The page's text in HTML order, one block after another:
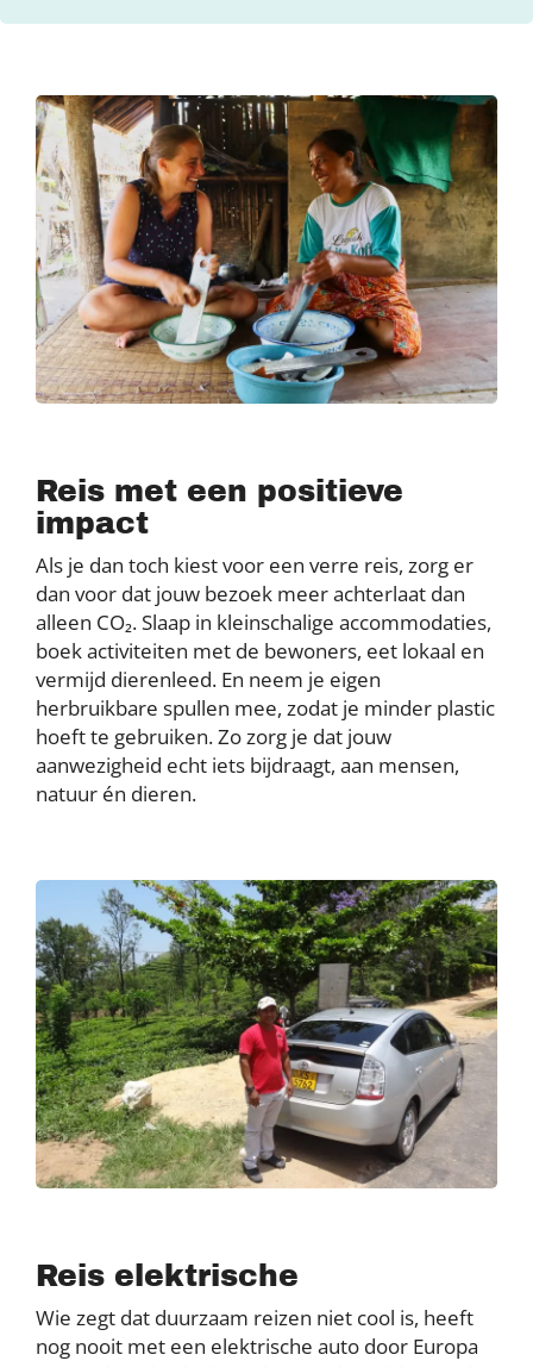
Reis met een positieve
impact
Als je dan toch kiest voor een verre reis, zorg er
dan voor dat jouw bezoek meer achterlaat dan
alleen CO₂. Slaap in kleinschalige accommodaties,
boek activiteiten met de bewoners, eet lokaal en
vermijd dierenleed. En neem je eigen
herbruikbare spullen mee, zodat je minder plastic
hoeft te gebruiken. Zo zorg je dat jouw
aanwezigheid echt iets bijdraagt, aan mensen,
natuur én dieren.
Reis elektrische
Wie zegt dat duurzaam reizen niet cool is, heeft
nog nooit met een elektrische auto door Europa